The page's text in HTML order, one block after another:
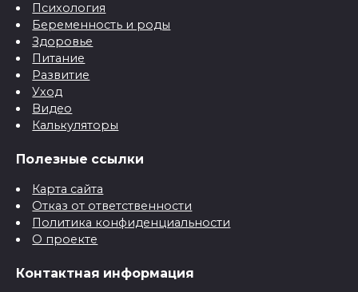
Психология
Беременность и роды
Здоровье
Питание
Развитие
Уход
Видео
Калькуляторы
Полезные ссылки
Карта сайта
Отказ от ответственности
Политика конфиденциальности
О проекте
Контактная информация